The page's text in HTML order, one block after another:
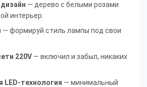
— дерево с белыми розами
интерьер.
— формируй стиль лампы под свои
220V — включил и забыл, никаких
технология — минимальный